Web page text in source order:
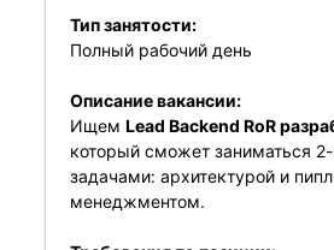
Тип занятости:
Полный рабочий день
Описание вакансии:
Ищем Lead Backend RoR
который сможет заниматься
задачами: архитектурой и
менеджментом.